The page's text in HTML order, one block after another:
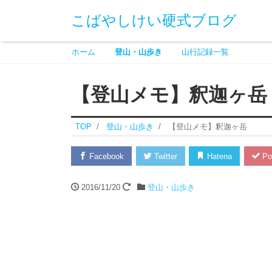
こばやしけい硬式ブログ
ホーム 登山・山歩き 山行記録一覧
【登山メモ】釈迦ヶ岳
TOP 登山・山歩き 【登山メモ】釈迦ヶ岳
Facebook Twitter Hatena
2016/11/20 登山・山歩き